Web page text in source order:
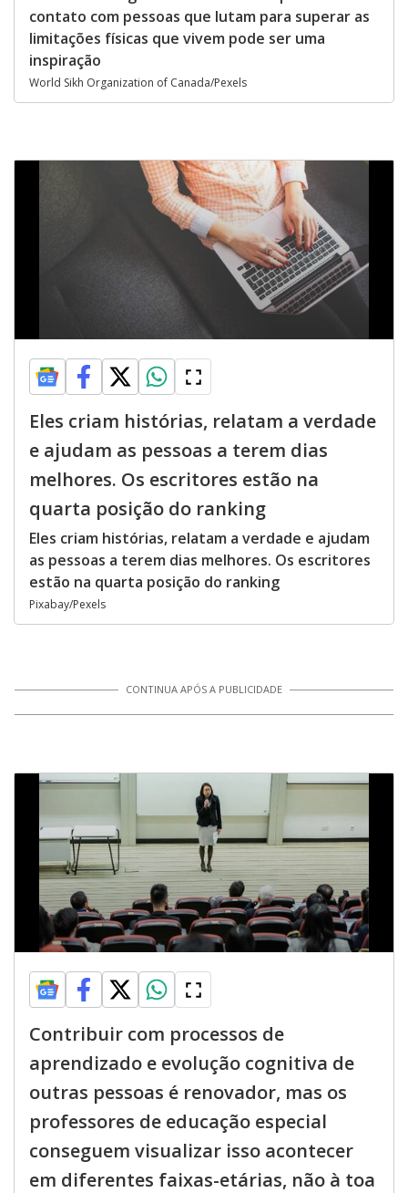
contato com pessoas que lutam para superar as
limitações físicas que vivem pode ser uma
inspiração
World Sikh Organization of Canada/Pexels
Eles criam histórias, relatam a verdade
e ajudam as pessoas a terem dias
melhores. Os escritores estão na
quarta posição do ranking
Eles criam histórias, relatam a verdade e ajudam
as pessoas a terem dias melhores. Os escritores
estão na quarta posição do ranking
Pixabay/Pexels
CONTINUA APÓS A PUBLICIDADE
Contribuir com processos de
aprendizado e evolução cognitiva de
outras pessoas é renovador, mas os
professores de educação especial
conseguem visualizar isso acontecer
em diferentes faixas-etárias, não à toa